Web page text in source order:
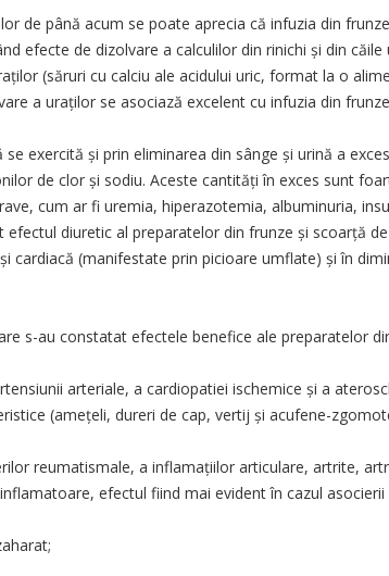
de până acum se poate aprecia că infuzia din
efecte de dizolvare a calculilor din rinichi și din
(săruri cu calciu ale acidului uric, format la o
a uraților se asociază excelent cu infuzia din
se exercită și prin eliminarea din sânge și urină a
de clor și sodiu. Aceste cantități în exces sunt
cum ar fi uremia, hiperazotemia, albuminuria,
efectul diuretic al preparatelor din frunze și scoarță
cardiacă (manifestate prin picioare umflate) și în
s-au constatat efectele benefice ale preparatelor
arteriale, a cardiopatiei ischemice și a
(amețeli, dureri de cap, vertij și acufene-
reumatismale, a inflamațiilor articulare, artrite,
efectul fiind mai evident în cazul asocierii